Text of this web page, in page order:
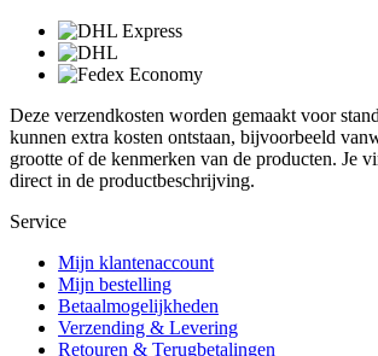
Deze verzendkosten worden gemaakt voor
kunnen extra kosten ontstaan, bijvoorbeeld
grootte of de kenmerken van de producten. Je
direct in de productbeschrijving.
Service
Mijn klantenaccount
Mijn bestelling
Betaalmogelijkheden
Verzending & Levering
Retouren & Terugbetalingen